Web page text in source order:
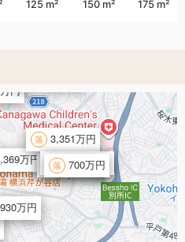
125 m² 150 m² 175 m²
万円 3,782万円
3,351万円
円
1,001万円
930万円
700万円